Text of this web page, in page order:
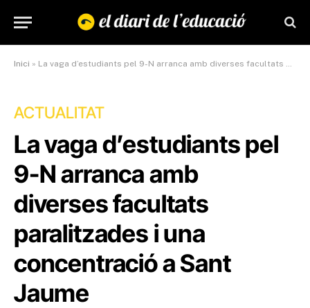
Inici » La vaga d’estudiants pel 9-N arranca amb diverses facultats paralitzades i una concentració a Sant Jaume
ACTUALITAT
La vaga d’estudiants pel
9-N arranca amb
diverses facultats
paralitzades i una
concentració a Sant
Jaume